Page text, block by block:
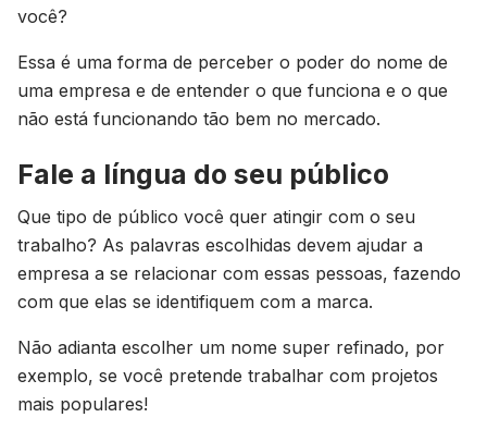
você?
Essa é uma forma de perceber o poder do nome de
uma empresa e de entender o que funciona e o que
não está funcionando tão bem no mercado.
Fale a língua do seu público
Que tipo de público você quer atingir com o seu
trabalho? As palavras escolhidas devem ajudar a
empresa a se relacionar com essas pessoas, fazendo
com que elas se identifiquem com a marca.
Não adianta escolher um nome super refinado, por
exemplo, se você pretende trabalhar com projetos
mais populares!